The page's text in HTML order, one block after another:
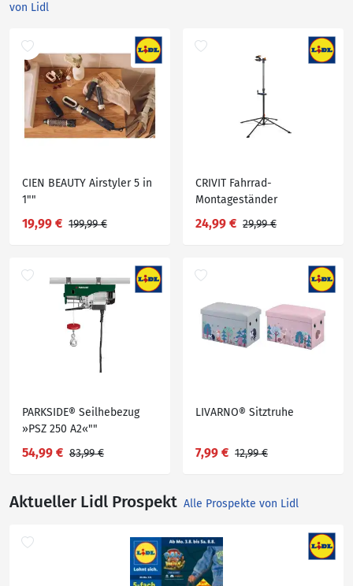
von Lidl
CIEN BEAUTY Airstyler 5 in
1""
19,99 € 199,99 €
CRIVIT Fahrrad-
Montageständer
24,99 € 29,99 €
PARKSIDE® Seilhebezug
»PSZ 250 A2«""
54,99 € 83,99 €
LIVARNO® Sitztruhe
7,99 € 12,99 €
Aktueller Lidl Prospekt Alle Prospekte von Lidl